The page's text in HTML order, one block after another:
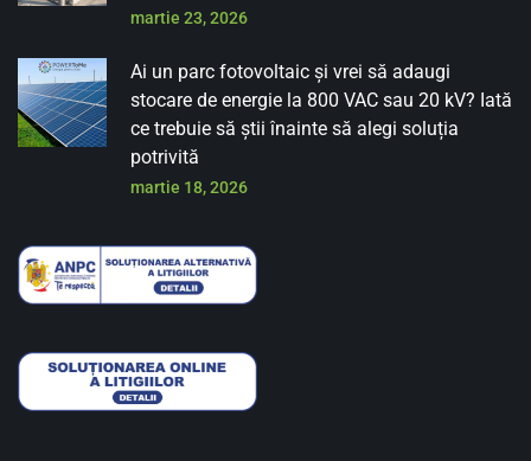
martie 23, 2026
Ai un parc fotovoltaic și vrei să adaugi
stocare de energie la 800 VAC sau 20 kV? Iată
ce trebuie să știi înainte să alegi soluția
potrivită
martie 18, 2026